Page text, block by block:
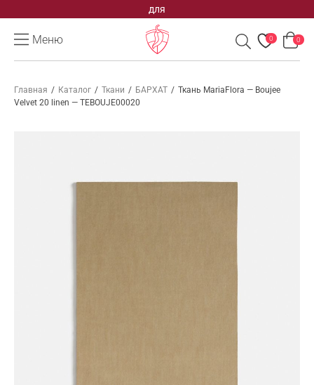
для
Меню 0 0
Главная / Каталог / Ткани / БАРХАТ / Ткань MariaFlora — Boujee
Velvet 20 linen — TEBOUJE00020